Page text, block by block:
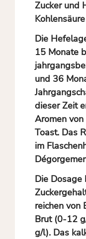
Zucker und
Die
15 Monate
und 36
dieser Zeit
Aromen von
Toast. Das
im
Die
reichen von
Brut (0-12
g/l). Das